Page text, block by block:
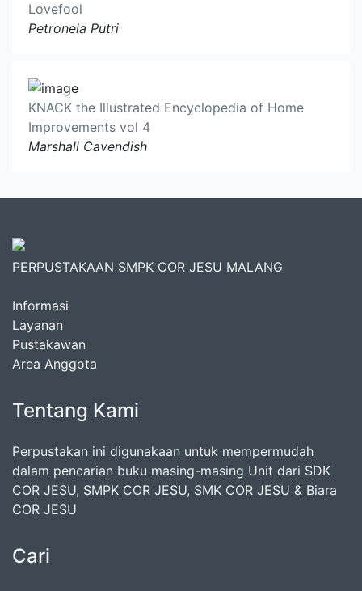
Lovefool
Petronela Putri
KNACK the Illustrated Encyclopedia of Home
Improvements vol 4
Marshall Cavendish
PERPUSTAKAAN SMPK COR JESU MALANG
Informasi
Layanan
Pustakawan
Area Anggota
Tentang Kami
Perpustakan ini digunakaan untuk mempermudah
dalam pencarian buku masing-masing Unit dari SDK
COR JESU, SMPK COR JESU, SMK COR JESU & Biara
COR JESU
Cari